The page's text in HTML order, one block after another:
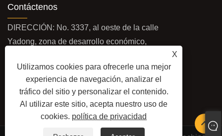
X
Utilizamos cookies para ofrecerle una mejor
experiencia de navegación, analizar el
tráfico del sitio y personalizar el contenido.
Al utilizar este sitio, acepta nuestro uso de
cookies. política de privacidad
Contáctenos
DIRECCIÓN: No. 3337, al oeste de la calle
Yadong, zona de desarrollo económico,
China
CORREO ELECTRÓNICO:
sales@baolaimachinery.com
TELÉFONO:+86-15662587580